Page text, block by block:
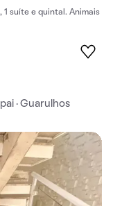
1 suíte e quintal. Animais
· Guarulhos